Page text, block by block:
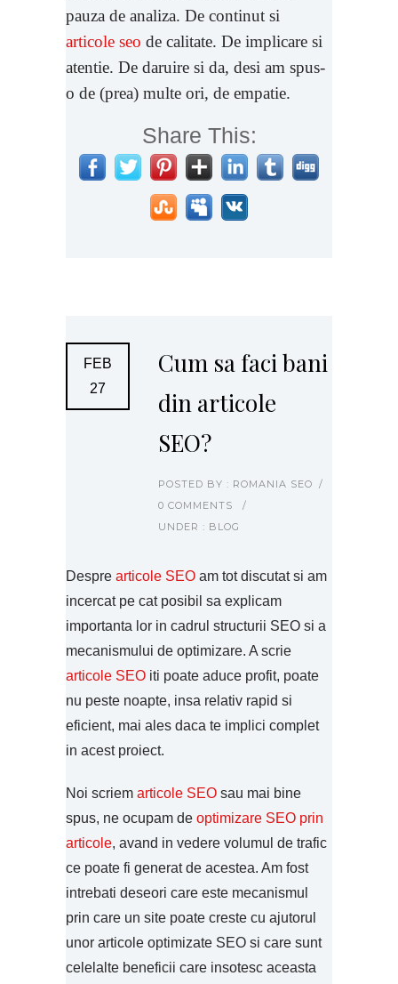
pauza de analiza. De continut si
articole seo de calitate. De implicare si
atentie. De daruire si da, desi am spus-
o de (prea) multe ori, de empatie.
Share This:
FEB
27
Cum sa faci bani
din articole
SEO?
POSTED BY : ROMANIA SEO /
0 COMMENTS
/
UNDER : BLOG
Despre articole SEO am tot discutat si am
incercat pe cat posibil sa explicam
importanta lor in cadrul structurii SEO si a
mecanismului de optimizare. A scrie
articole SEO iti poate aduce profit, poate
nu peste noapte, insa relativ rapid si
eficient, mai ales daca te implici complet
in acest proiect.
Noi scriem articole SEO sau mai bine
spus, ne ocupam de optimizare SEO prin
articole, avand in vedere volumul de trafic
ce poate fi generat de acestea. Am fost
intrebati deseori care este mecanismul
prin care un site poate creste cu ajutorul
unor articole optimizate SEO si care sunt
celelalte beneficii care insotesc aceasta